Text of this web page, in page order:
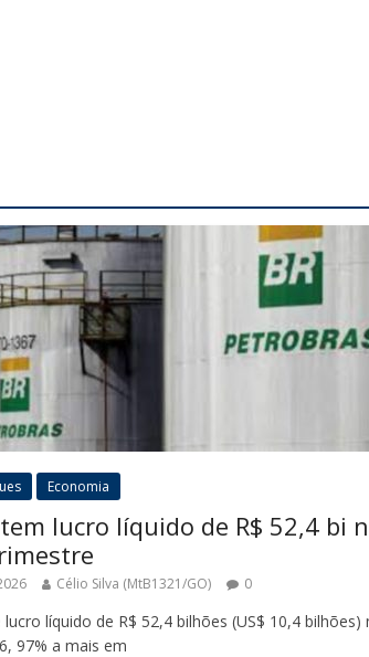
Economia
lucro líquido de R$ 52,4 bi
Célio Silva (MtB1321/GO) 0
líquido de R$ 52,4 bilhões (US$ 10,4 bilhões)
97% a mais em